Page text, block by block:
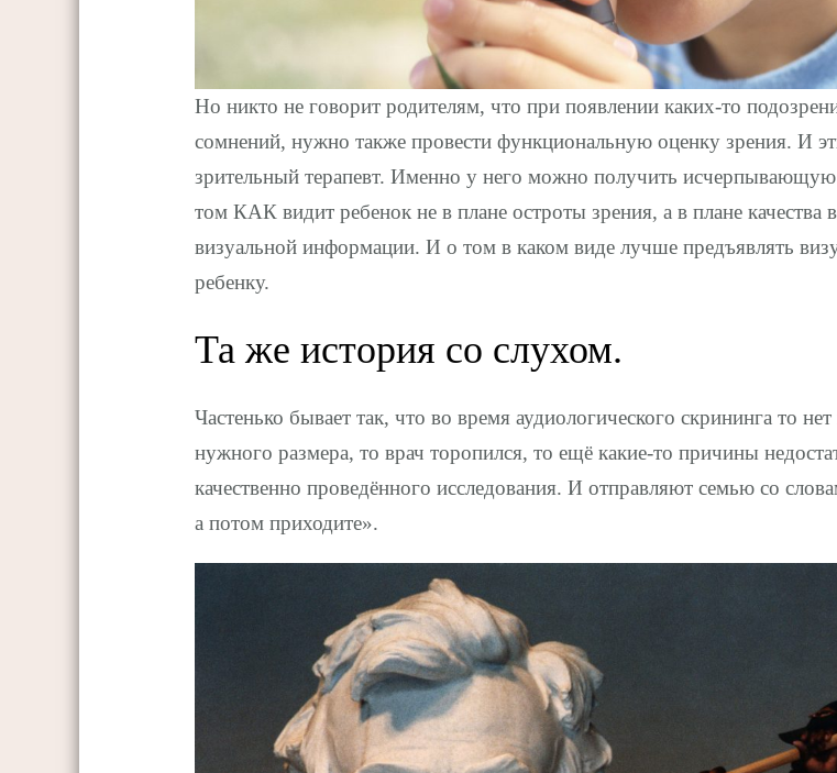
Но никто не говорит родителям, что при появлении каких-то
сомнений, нужно также провести функциональную оценку зрения. И
зрительный терапевт. Именно у него можно получить
том КАК видит ребенок не в плане остроты зрения, а в плане качества
визуальной информации. И о том в каком виде лучше предъявлять
ребенку.
Та же история со слухом.
Частенько бывает так, что во время аудиологического скрининга то нет
нужного размера, то врач торопился, то ещё какие-то причины
качественно проведённого исследования. И отправляют семью со
а потом приходите».